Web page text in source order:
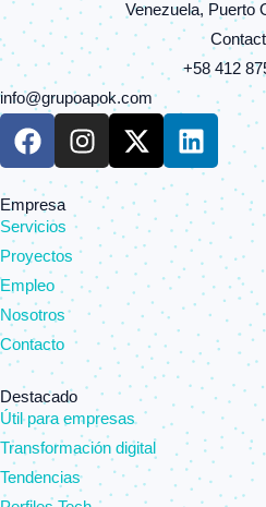
Venezuela, Puerto
+58 412
info@grupoapok.com
F
a
e
b
o
o
k
I
n
s
t
a
g
r
a
m
X
-
t
w
i
t
e
L
i
n
e
d
n
Empresa
Servicios
Proyectos
Empleo
Nosotros
Contacto
Destacado
Útil para empresas
Transformación digital
Tendencias